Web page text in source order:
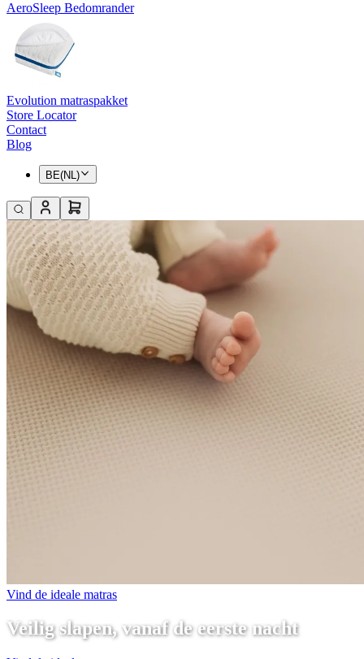
AeroSleep Bedomrander
Evolution matraspakket
Store Locator
Contact
Blog
BE(NL)
Vind de ideale matras
Veilig slapen, vanaf de eerste nacht